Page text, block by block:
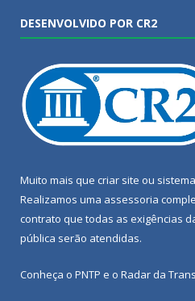
DESENVOLVIDO POR CR2
Muito mais que criar site ou
Realizamos uma assessoria
contrato que todas as exigências
pública serão atendidas.
Conheça o PNTP e o Radar da